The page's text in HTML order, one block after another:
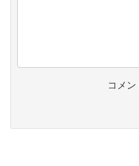
コメ